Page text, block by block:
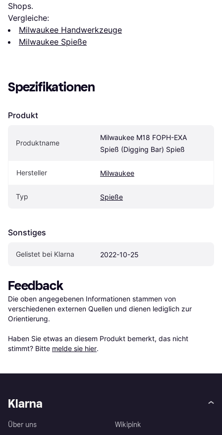
Shops.
Vergleiche:
Milwaukee Handwerkzeuge
Milwaukee Spieße
Spezifikationen
Produkt
Produktname
Milwaukee M18 FOPH-EXA
Spieß (Digging Bar) Spieß
Hersteller Milwaukee
Typ Spieße
Sonstiges
Gelistet bei Klarna 2022-10-25
Feedback
Die oben angegebenen Informationen stammen von
verschiedenen externen Quellen und dienen lediglich zur
Orientierung.
Haben Sie etwas an diesem Produkt bemerkt, das nicht
stimmt? Bitte melde sie hier.
Klarna
Über uns
Wikipink